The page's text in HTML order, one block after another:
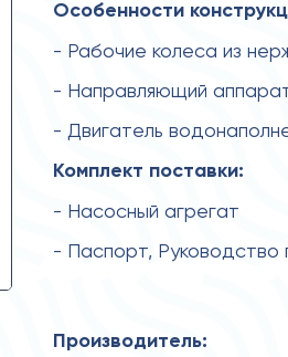
Особенности
- Рабочие колеса из
- Направляющий
- Двигатель
Комплект поставки:
- Насосный агрегат
- Паспорт, Руководство
Производитель: